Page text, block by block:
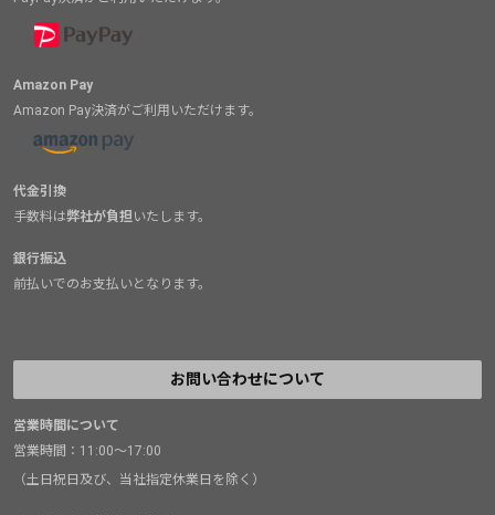
Amazon Pay
Amazon Pay決済がご利用いただけます。
代金引換
手数料は弊社が負担いたします。
銀行振込
前払いでのお支払いとなります。
お問い合わせについて
営業時間について
営業時間：11:00～17:00
（土日祝日及び、当社指定休業日を除く）